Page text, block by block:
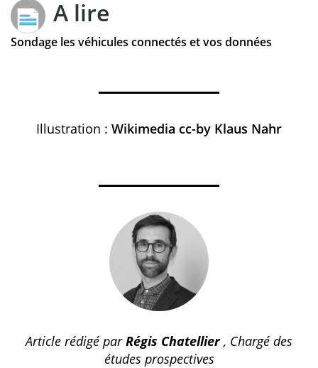
A lire
Sondage les véhicules connectés et vos données
Illustration : Wikimedia cc-by Klaus Nahr
Article rédigé parRégis Chatellier, Chargé des
études prospectives